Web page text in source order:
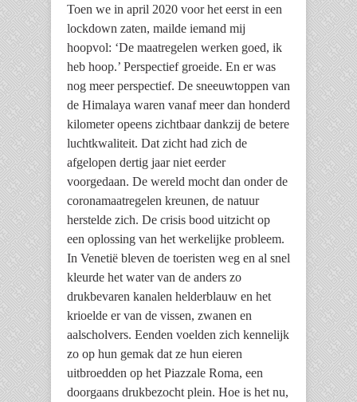
Toen we in april 2020 voor het eerst in een
lockdown zaten, mailde iemand mij
hoopvol: ‘De maatregelen werken goed, ik
heb hoop.’ Perspectief groeide. En er was
nog meer perspectief. De sneeuwtoppen van
de Himalaya waren vanaf meer dan honderd
kilometer opeens zichtbaar dankzij de betere
luchtkwaliteit. Dat zicht had zich de
afgelopen dertig jaar niet eerder
voorgedaan. De wereld mocht dan onder de
coronamaatregelen kreunen, de natuur
herstelde zich. De crisis bood uitzicht op
een oplossing van het werkelijke probleem.
In Venetië bleven de toeristen weg en al snel
kleurde het water van de anders zo
drukbevaren kanalen helderblauw en het
krioelde er van de vissen, zwanen en
aalscholvers. Eenden voelden zich kennelijk
zo op hun gemak dat ze hun eieren
uitbroedden op het Piazzale Roma, een
doorgaans drukbezocht plein. Hoe is het nu,